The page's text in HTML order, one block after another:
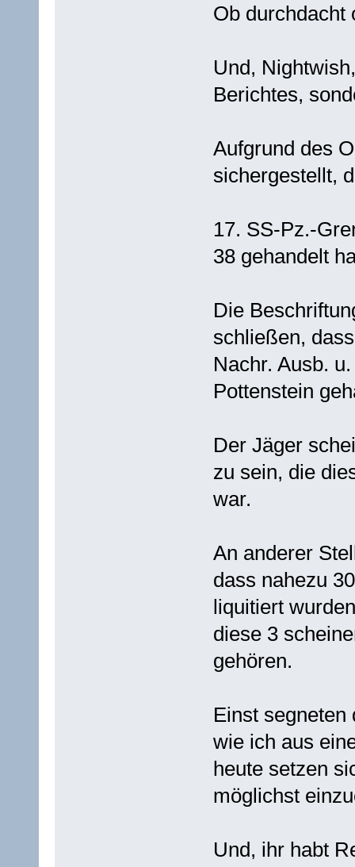
Ob durchdacht
Und,
Berichtes,
Aufgrund des
sichergestellt,
17. SS-Pz.-
38 gehandelt
Die
schließen,
Nachr. Ausb.
Pottenstein
Der Jäger
zu sein, die
war.
An anderer
dass nahezu
liquitiert
diese 3
gehören.
Einst
wie ich aus
heute setzen
möglichst
Und, ihr habt